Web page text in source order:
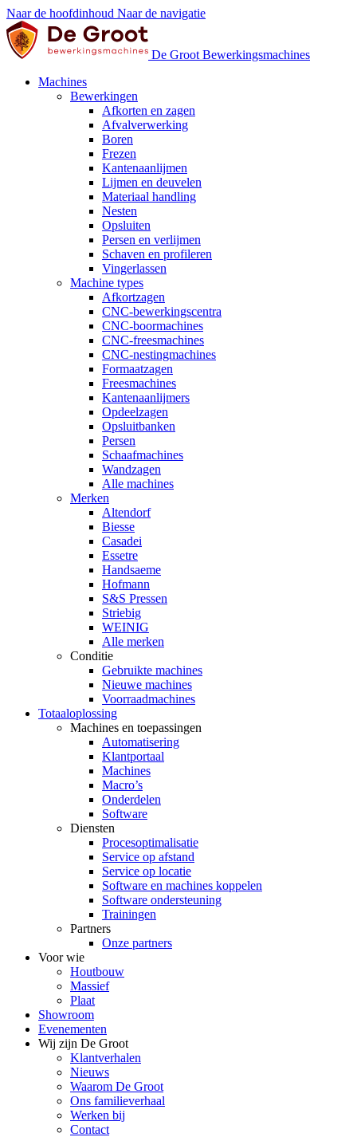
Naar de hoofdinhoud Naar de navigatie
De Groot Bewerkingsmachines
Machines
Bewerkingen
Afkorten en zagen
Afvalverwerking
Boren
Frezen
Kantenaanlijmen
Lijmen en deuvelen
Materiaal handling
Nesten
Opsluiten
Persen en verlijmen
Schaven en profileren
Vingerlassen
Machine types
Afkortzagen
CNC-bewerkingscentra
CNC-boormachines
CNC-freesmachines
CNC-nestingmachines
Formaatzagen
Freesmachines
Kantenaanlijmers
Opdeelzagen
Opsluitbanken
Persen
Schaafmachines
Wandzagen
Alle machines
Merken
Altendorf
Biesse
Casadei
Essetre
Handsaeme
Hofmann
S&S Pressen
Striebig
WEINIG
Alle merken
Conditie
Gebruikte machines
Nieuwe machines
Voorraadmachines
Totaaloplossing
Machines en toepassingen
Automatisering
Klantportaal
Machines
Macro’s
Onderdelen
Software
Diensten
Procesoptimalisatie
Service op afstand
Service op locatie
Software en machines koppelen
Software ondersteuning
Trainingen
Partners
Onze partners
Voor wie
Houtbouw
Massief
Plaat
Showroom
Evenementen
Wij zijn De Groot
Klantverhalen
Nieuws
Waarom De Groot
Ons familieverhaal
Werken bij
Contact